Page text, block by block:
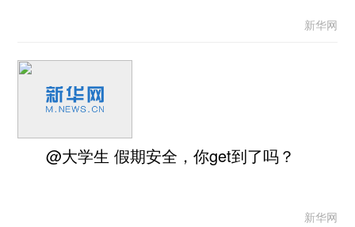
新华网
@大学生 假期安全，你get到了吗？
新华网